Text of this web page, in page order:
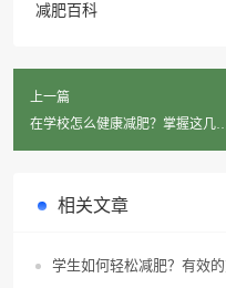
减肥百科
上一篇
在学校怎么健康减肥？掌握这几
相关文章
学生如何轻松减肥？有效的